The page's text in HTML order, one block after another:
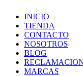
INICIO
TIENDA
CONTACTO
NOSOTROS
BLOG
MARCAS